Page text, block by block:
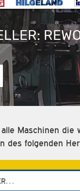
Maschinen die
des folgenden